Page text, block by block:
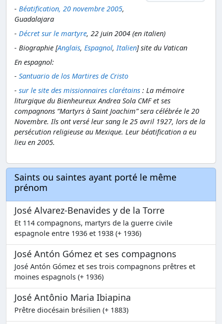
- Béatification, 20 novembre 2005,
Guadalajara
- Décret sur le martyre, 22 juin 2004 (en italien)
- Biographie [Anglais, Espagnol,Italien] site du Vatican
En espagnol:
- Santuario de los Martires de Cristo
- sur le site des missionnaires clarétains : La mémoire
liturgique du Bienheureux Andrea Sola CMF et ses
compagnons “Martyrs à Saint Joachim” sera célébrée le 20
Novembre. Ils ont versé leur sang le 25 avril 1927, lors de la
persécution religieuse au Mexique. Leur béatification a eu
lieu en 2005.
Saints ou saintes ayant porté le même
prénom
José Alvarez-Benavides y de la Torre
Et 114 compagnons, martyrs de la guerre civile
espagnole entre 1936 et 1938 (+ 1936)
José Antón Gómez et ses compagnons
José Antón Gómez et ses trois compagnons prêtres et
moines espagnols (+ 1936)
José Antônio Maria Ibiapina
Prêtre diocésain brésilien (+ 1883)